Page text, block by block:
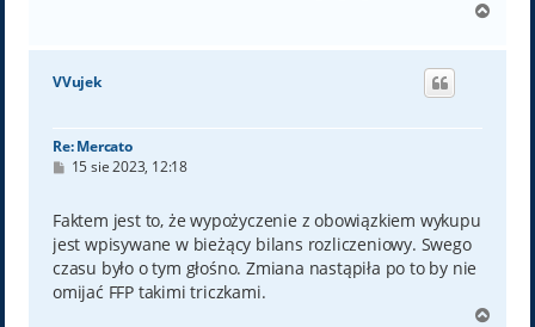
g
VVujek
Re: Mercato
P
t
15 sie 2023, 12:18
Faktem jest to, że wypożyczenie z obowiązkiem wykupu
jest wpisywane w bieżący bilans rozliczeniowy. Swego
czasu było o tym głośno. Zmiana nastąpiła po to by nie
omijać FFP takimi triczkami.